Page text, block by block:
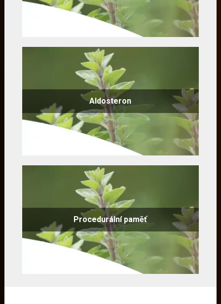
Aldosteron
Procedurální paměť